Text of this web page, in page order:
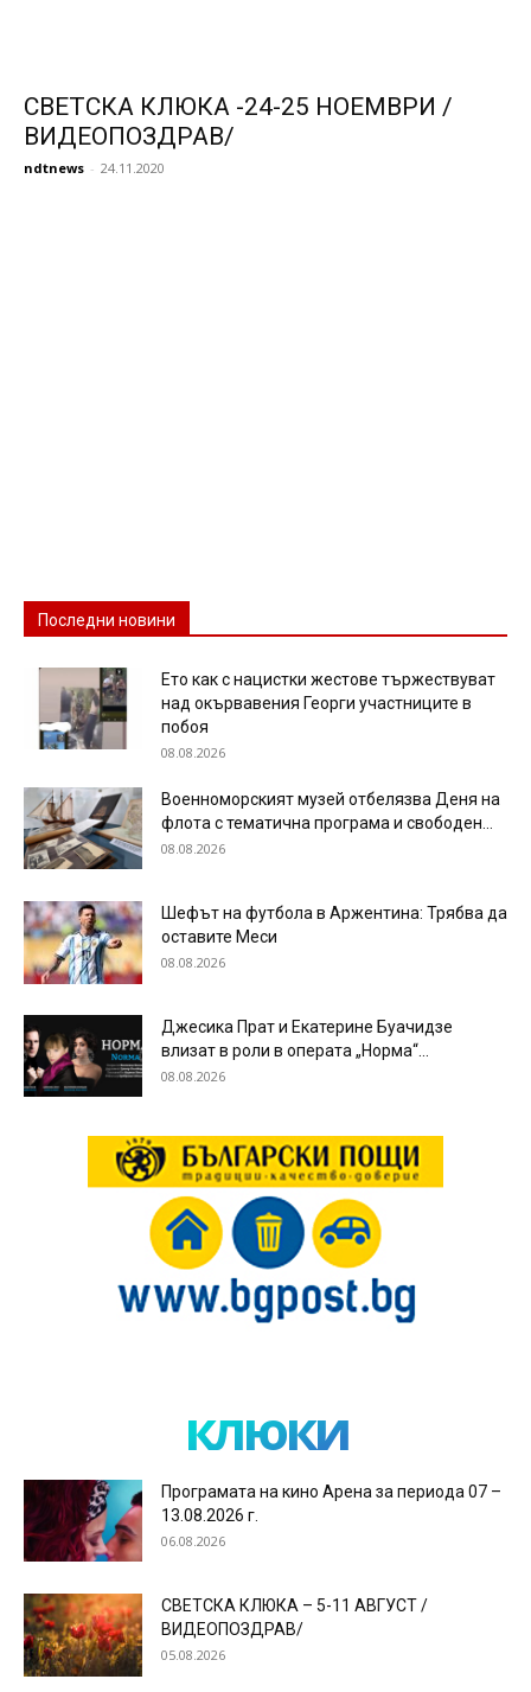
СВЕТСКА КЛЮКА -24-25 НОЕМВРИ /
ВИДЕОПОЗДРАВ/
ndtnews - 24.11.2020
Последни новини
Ето как с нацистки жестове тържествуват
над окървавения Георги участниците в
побоя
08.08.2026
Военноморският музей отбелязва Деня на
флота с тематична програма и свободен...
08.08.2026
Шефът на футбола в Аржентина: Трябва да
оставите Меси
08.08.2026
Джесика Прат и Екатерине Буачидзе
влизат в роли в операта „Норма“...
08.08.2026
клюки
Програмата на кино Арена за периода 07 –
13.08.2026 г.
06.08.2026
СВЕТСКА КЛЮКА – 5-11 АВГУСТ /
ВИДЕОПОЗДРАВ/
05.08.2026